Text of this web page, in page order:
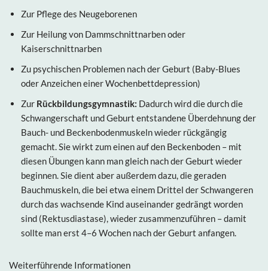
Zur Pflege des Neugeborenen
Zur Heilung von Dammschnittnarben oder
Kaiserschnittnarben
Zu psychischen Problemen nach der Geburt (Baby-Blues
oder Anzeichen einer Wochenbettdepression)
Zur Rückbildungsgymnastik: Dadurch wird die durch die
Schwangerschaft und Geburt entstandene Überdehnung der
Bauch- und Beckenbodenmuskeln wieder rückgängig
gemacht. Sie wirkt zum einen auf den Beckenboden – mit
diesen Übungen kann man gleich nach der Geburt wieder
beginnen. Sie dient aber außerdem dazu, die geraden
Bauchmuskeln, die bei etwa einem Drittel der Schwangeren
durch das wachsende Kind auseinander gedrängt worden
sind (Rektusdiastase), wieder zusammenzuführen – damit
sollte man erst 4–6 Wochen nach der Geburt anfangen.
Weiterführende Informationen